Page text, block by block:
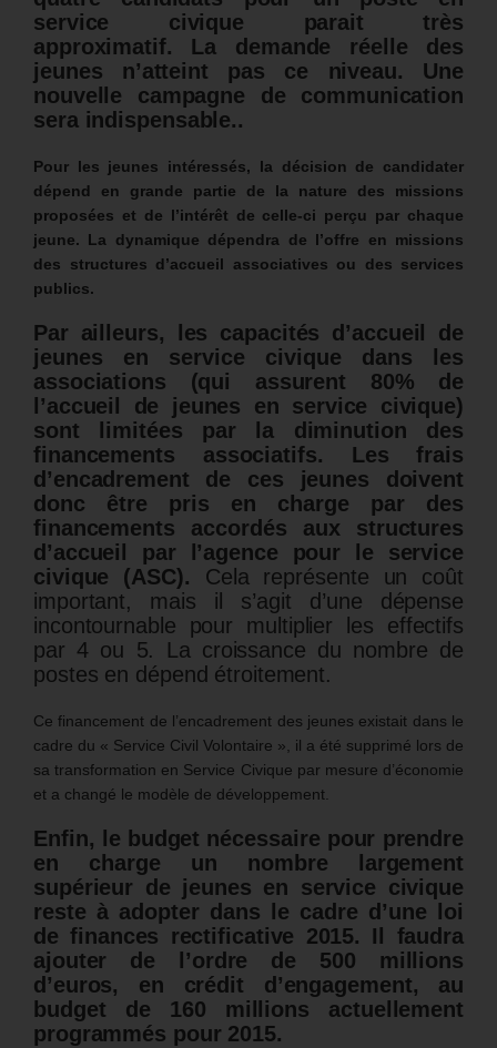
service civique parait très
approximatif. La demande réelle des
jeunes n’atteint pas ce niveau. Une
nouvelle campagne de communication
sera indispensable..
Pour les jeunes intéressés, la décision de candidater
dépend en grande partie de la nature des missions
proposées et de l’intérêt de celle-ci perçu par chaque
jeune. La dynamique dépendra de l’offre en missions
des structures d’accueil associatives ou des services
publics.
Par ailleurs,
les capacités d’accueil de
jeunes en service civique dans les
associations (qui assurent 80% de
l’accueil de jeunes en service civique)
sont limitées par la diminution des
financements associatifs. Les frais
d’encadrement de ces jeunes doivent
donc être pris en charge par des
financements accordés aux structures
d’accueil par l’agence pour le service
civique (ASC). Cela représente un coût
important, mais il s’agit d’une dépense
incontournable pour multiplier les effectifs
par 4 ou 5. La croissance du nombre de
postes en dépend étroitement.
Ce financement de l’encadrement des jeunes existait dans le
cadre du « Service Civil Volontaire », il a été supprimé lors de
sa transformation en Service Civique par mesure d’économie
et a changé le modèle de développement.
Enfin,
le budget nécessaire pour prendre
en charge un nombre largement
supérieur de jeunes en service civique
reste à adopter dans le cadre d’une loi
de finances rectificative 2015. Il faudra
ajouter de l’ordre de 500 millions
d’euros, en crédit d’engagement, au
budget de 160 millions actuellement
programmés pour 2015.